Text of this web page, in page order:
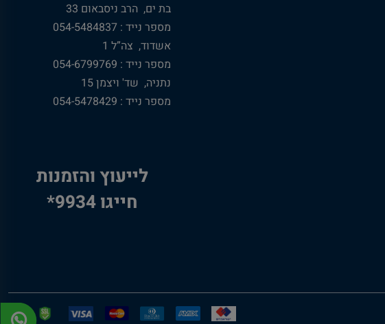
בת ים, הרב ניסבאום 33
מספר נייד : 054-5484837
אשדוד, צה”ל 1
מספר נייד : 054-6799769
נתניה, שד' ויצמן 15
מספר נייד : 054-5478429
לייעוץ והזמנות
חייגו 9934*